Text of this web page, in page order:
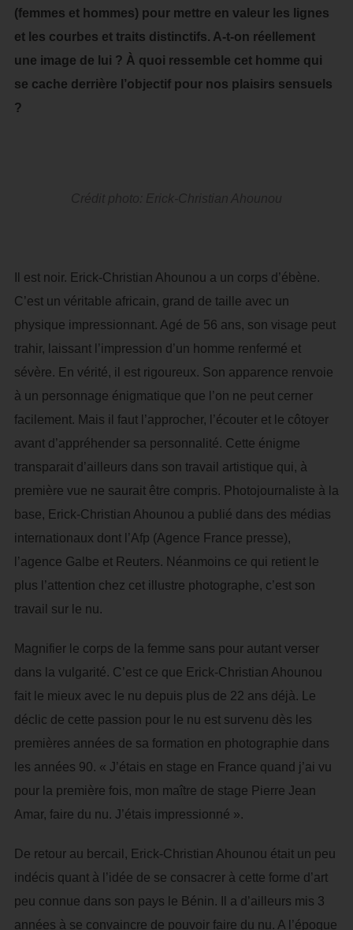
(femmes et hommes) pour mettre en valeur les lignes
et les courbes et traits distinctifs. A-t-on réellement
une image de lui ? À quoi ressemble cet homme qui
se cache derrière l’objectif pour nos plaisirs sensuels
?
Crédit photo: Erick-Christian Ahounou
Il est noir. Erick-Christian Ahounou a un corps d’ébène.
C’est un véritable africain, grand de taille avec un
physique impressionnant. Agé de 56 ans, son visage peut
trahir, laissant l’impression d’un homme renfermé et
sévère. En vérité, il est rigoureux. Son apparence renvoie
à un personnage énigmatique que l’on ne peut cerner
facilement. Mais il faut l’approcher, l’écouter et le côtoyer
avant d’appréhender sa personnalité. Cette énigme
transparait d’ailleurs dans son travail artistique qui, à
première vue ne saurait être compris. Photojournaliste à la
base, Erick-Christian Ahounou a publié dans des médias
internationaux dont l’Afp (Agence France presse),
l’agence Galbe et Reuters. Néanmoins ce qui retient le
plus l’attention chez cet illustre photographe, c’est son
travail sur le nu.
Magnifier le corps de la femme sans pour autant verser
dans la vulgarité. C’est ce que Erick-Christian Ahounou
fait le mieux avec le nu depuis plus de 22 ans déjà. Le
déclic de cette passion pour le nu est survenu dès les
premières années de sa formation en photographie dans
les années 90. « J’étais en stage en France quand j’ai vu
pour la première fois, mon maître de stage Pierre Jean
Amar, faire du nu. J’étais impressionné ».
De retour au bercail, Erick-Christian Ahounou était un peu
indécis quant à l’idée de se consacrer à cette forme d’art
peu connue dans son pays le Bénin. Il a d’ailleurs mis 3
années à se convaincre de pouvoir faire du nu. A l’époque